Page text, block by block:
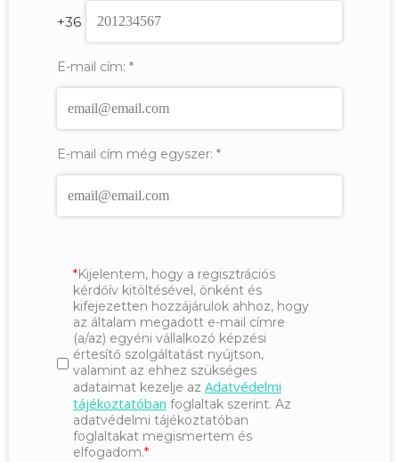
+36
E-mail cím: *
E-mail cím még egyszer: *
Kijelentem, hogy a regisztrációs
kérdőív kitöltésével, önként és
kifejezetten hozzájárulok ahhoz, hogy
az általam megadott e-mail címre
(a/az) egyéni vállalkozó képzési
értesítő szolgáltatást nyújtson,
valamint az ehhez szükséges
adataimat kezelje az Adatvédelmi
tájékoztatóban foglaltak szerint. Az
adatvédelmi tájékoztatóban
foglaltakat megismertem és
elfogadom.